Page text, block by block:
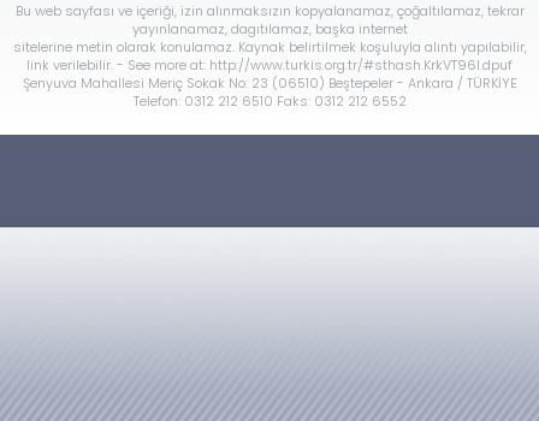
Bu web sayfası ve içeriği, izin alınmaksızın kopyalanamaz, çoğaltılamaz, tekrar
yayınlanamaz, dagıtılamaz, başka internet
sitelerine metin olarak konulamaz. Kaynak belirtilmek koşuluyla alıntı yapılabilir,
link verilebilir. - See more at: http://www.turkis.org.tr/#sthash.KrkVT96l.dpuf
Şenyuva Mahallesi Meriç Sokak No: 23 (06510) Beştepeler - Ankara / TÜRKİYE
Telefon: 0312 212 6510 Faks: 0312 212 6552